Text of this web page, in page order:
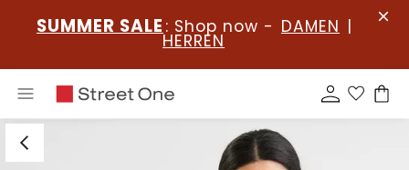
SUMMER SALE : Shop now - DAMEN |
HERREN